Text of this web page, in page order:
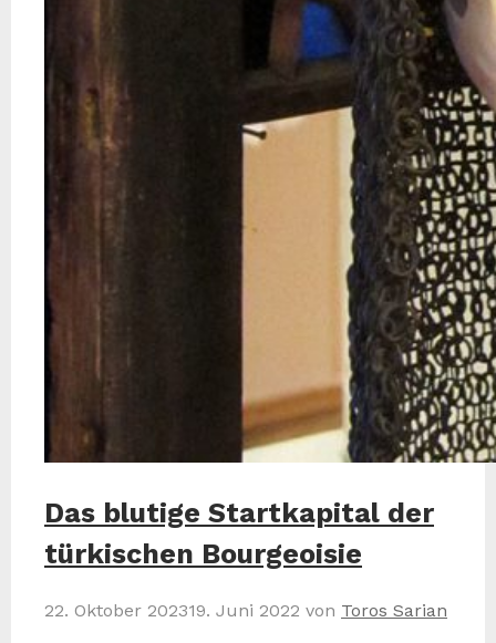
Das blutige Startkapital der
türkischen Bourgeoisie
22. Oktober 202319. Juni 2022 von Toros Sarian